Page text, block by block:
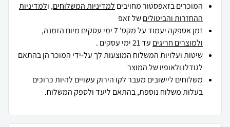
המוכרים בזאפסטור מחויבים למדיניות המשלוחים, ולמדיניות
ההחזרות והביטוליםשל זאפ
זמן אספקה יעמוד על מקס' 7 ימי עסקים מיום הזמנה,
ולמוצרים חריגים עד 21 ימי עסקים .
שיטות ועלויות המשלוח המוצעות לך על-ידי המוכר הן בהתאם
לגודלו ולאופיו של המוצר
משלוחים ליישובים מעבר לקו הירוק עשויים להיות כרוכים
בעלות משלוח נוספת, בהתאם ליעד ולספק המשלוח.